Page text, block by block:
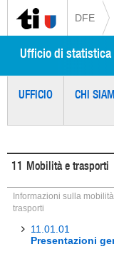
DFE
Ufficio di statistica
UFFICIO CHI
11 Mobilità e trasporti
Informazioni sulla
trasporti
11.01.01
Presentazioni